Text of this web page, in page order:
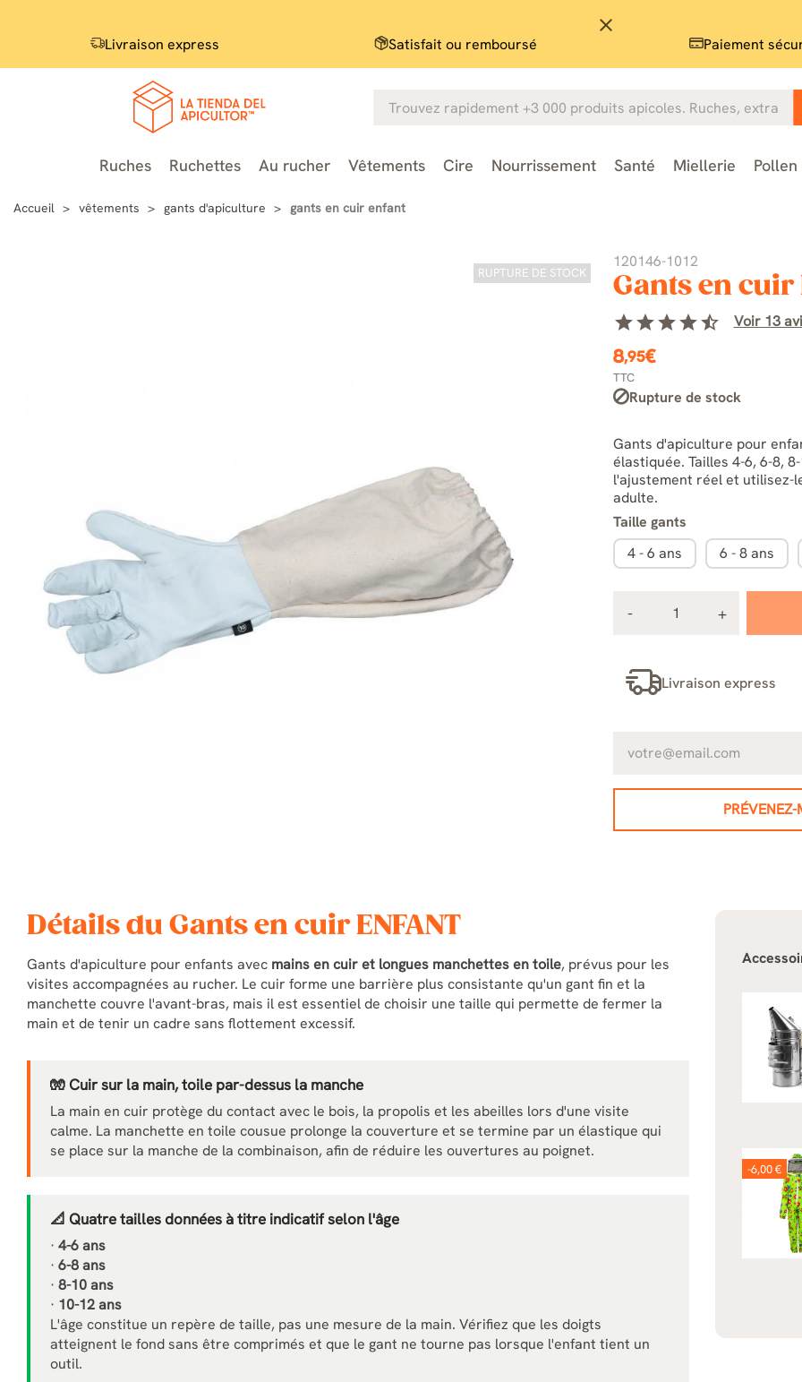
close
Livraison express Satisfait ou remboursé Paiement
Ruches Ruchettes Au rucher Vêtements Cire Nourrissement Santé Miellerie Pollen
Accueil vêtements gants d'apiculture gants en cuir enfant
120146-1012
Gants en cuir
starstarstarstarstar_half Voir 13
RUPTURE DE STOCK
8,95€
TTC
Rupture de stock
Gants d'apiculture pour
élastiquée. Tailles 4-6, 6-8,
l'ajustement réel et utilisez-
adulte.
Taille gants
4 - 6 ans
6 - 8 ans
Livraison express
Détails du Gants en cuir ENFANT
Gants d'apiculture pour enfants avec mains en cuir et longues manchettes en toile, prévus pour les
visites accompagnées au rucher. Le cuir forme une barrière plus consistante qu'un gant fin et la
manchette couvre l'avant-bras, mais il est essentiel de choisir une taille qui permette de fermer la
main et de tenir un cadre sans flottement excessif.
🧤 Cuir sur la main, toile par-dessus la manche
La main en cuir protège du contact avec le bois, la propolis et les abeilles lors d'une visite
calme. La manchette en toile cousue prolonge la couverture et se termine par un élastique qui
se place sur la manche de la combinaison, afin de réduire les ouvertures au poignet.
📐 Quatre tailles données à titre indicatif selon l'âge
· 4-6 ans
· 6-8 ans
· 8-10 ans
· 10-12 ans
L'âge constitue un repère de taille, pas une mesure de la main. Vérifiez que les doigts
atteignent le fond sans être comprimés et que le gant ne tourne pas lorsque l'enfant tient un
outil.
-6,00 €